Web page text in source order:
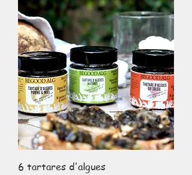
6 tartares d'algues